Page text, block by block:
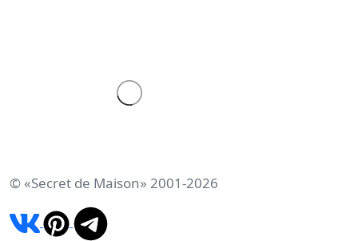
© «Secret de Maison» 2001-2026